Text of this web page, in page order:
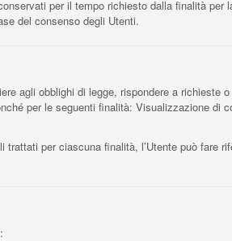
per il tempo richiesto dalla finalità per
del consenso degli Utenti.
agli obblighi di legge, rispondere a
per le seguenti finalità: Visualizzazione di
per ciascuna finalità, l’Utente può fare